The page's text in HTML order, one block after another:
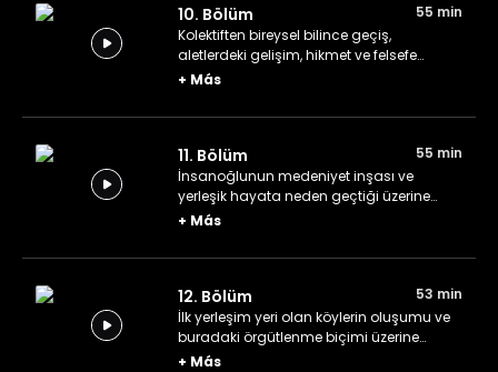
10. Bölüm
55 min
Kolektiften bireysel bilince geçiş,
aletlerdeki gelişim, hikmet ve felsefe
geleneği...
+ Más
11. Bölüm
55 min
İnsanoğlunun medeniyet inşası ve
yerleşik hayata neden geçtiği üzerine
konuşuluyor.
+ Más
12. Bölüm
53 min
İlk yerleşim yeri olan köylerin oluşumu ve
buradaki örgütlenme biçimi üzerine
konuşuluyor.
+ Más